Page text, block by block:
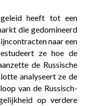
heeft tot een
die gedomineerd
naar een
ze hoe de
de Russische
analyseert ze de
van de Russisch-
op verdere